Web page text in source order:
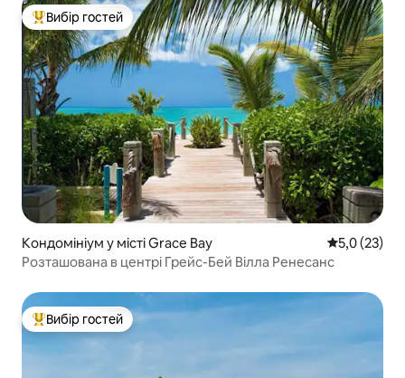
Топ вибір гостей
Вибір гостей
Кондомініум у місті Grace Bay Середня
5,0 (23)
Розташована в центрі Грейс-Бей Вілла Ренесанс
Топ вибір гостей
Вибір гостей